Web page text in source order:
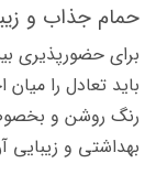
حمام جذاب و
برای حضورپذیری
باید تعادل را
رنگ روشن و
بهداشتی و